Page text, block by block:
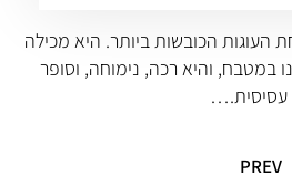
העוגות הכובשות ביותר. היא מכילה
במטבח, והיא רכה, נימוחה, וסופר
עסיסית.…
PREV